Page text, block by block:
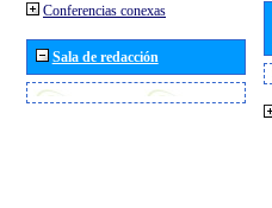
Conferencias conexas
Sala de redacción